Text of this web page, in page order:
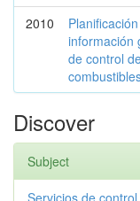
2010
información
de control
Discover
Subject
Servicios de